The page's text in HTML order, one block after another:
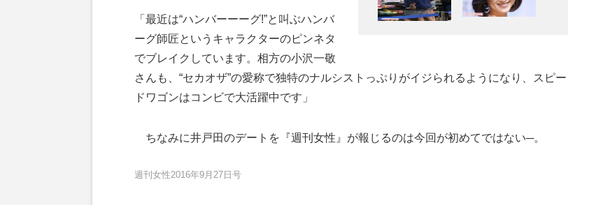
「最近は“ハンバーーーグ!”と叫ぶハンバ
ーグ師匠というキャラクターのピンネタ
でブレイクしています。相方の小沢一敬
さんも、“セカオザ”の愛称で独特のナルシストっぷりがイジられるようになり、スピー
ドワゴンはコンビで大活躍中です」
ちなみに井戸田のデートを『週刊女性』が報じるのは今回が初めてではない─。
週刊女性2016年9月27日号